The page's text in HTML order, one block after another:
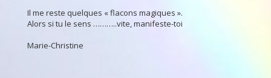
Il me reste quelques « flacons magiques ».
Alors si tu le sens ………..vite, manifeste-toi
Marie-Christine